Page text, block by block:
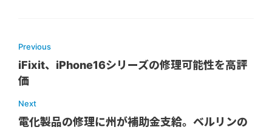
Previous
iFixit、iPhone16シリーズの修理可能性を高評
価
Next
電化製品の修理に州が補助金支給。ベルリンの